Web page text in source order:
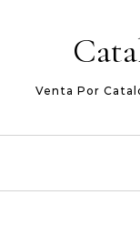
Venta Por